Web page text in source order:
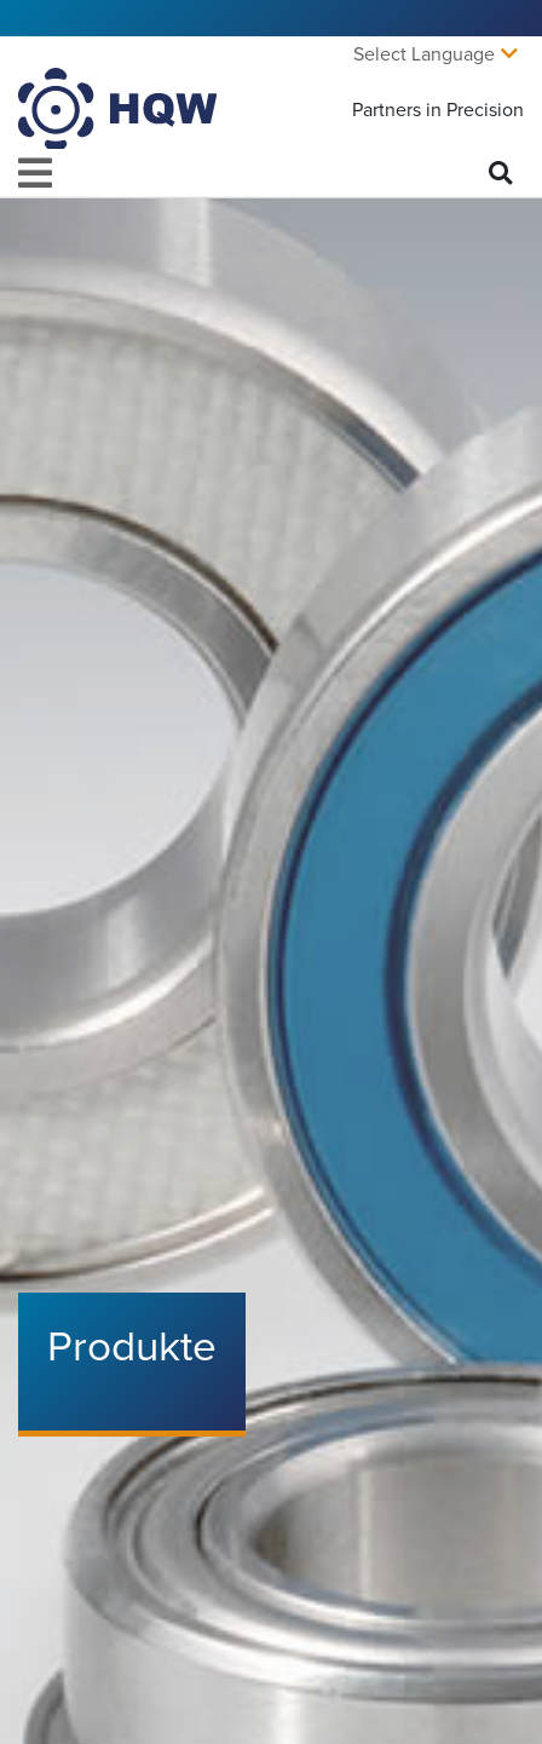
Select Language
Partners in Precision
Produkte